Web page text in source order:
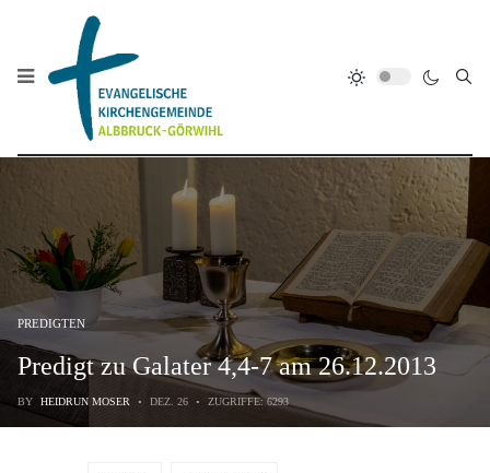
PREDIGTEN
Predigt zu Galater 4,4-7 am 26.12.2013
BY HEIDRUN MOSER DEZ. 26 ZUGRIFFE: 6293